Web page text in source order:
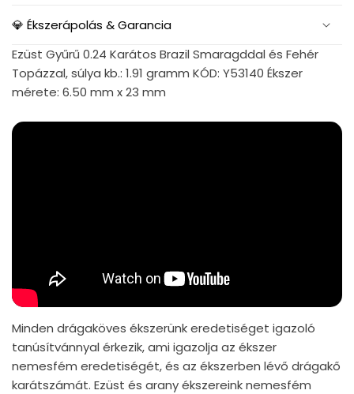
💎 Ékszerápolás & Garancia
Ezüst Gyűrű 0.24 Karátos Brazil Smaragddal és Fehér
Topázzal, súlya kb.: 1.91 gramm KÓD: Y53140 Ékszer
mérete: 6.50 mm x 23 mm
Minden drágaköves ékszerünk eredetiséget igazoló
tanúsítvánnyal érkezik, ami igazolja az ékszer
nemesfém eredetiségét, és az ékszerben lévő drágakő
karátszámát. Ezüst és arany ékszereink nemesfém